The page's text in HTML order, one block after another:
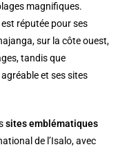
magnifiques.
réputée pour ses
sur la côte ouest,
tandis que
et ses sites
sites emblématiques
de l’Isalo, avec